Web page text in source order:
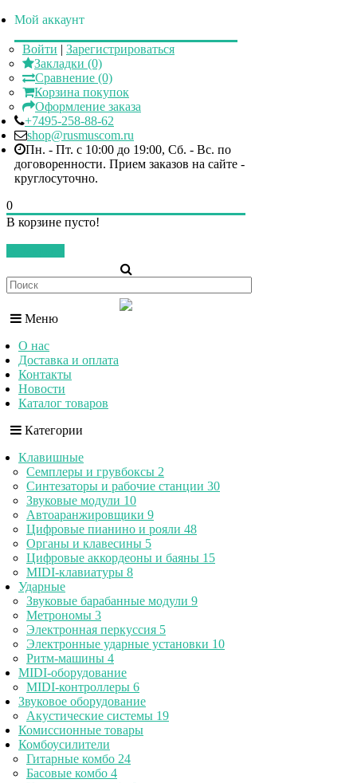
Мой аккаунт
Войти | Зарегистрироваться
Закладки (0)
Сравнение (0)
Корзина покупок
Оформление заказа
+7495-258-88-62
shop@rusmuscom.ru
Пн. - Пт. c 10:00 до 19:00, Сб. - Вс. по
договоренности. Прием заказов на сайте -
круглосуточно.
0
В корзине пусто!
Меню
О нас
Доставка и оплата
Контакты
Новости
Каталог товаров
Категории
Клавишные
Семплеры и грувбоксы 2
Синтезаторы и рабочие станции 30
Звуковые модули 10
Автоаранжировщики 9
Цифровые пианино и рояли 48
Органы и клавесины 5
Цифровые аккордеоны и баяны 15
MIDI-клавиатуры 8
Ударные
Звуковые барабанные модули 9
Метрономы 3
Электронная перкуссия 5
Электронные ударные установки 10
Ритм-машины 4
MIDI-оборудование
MIDI-контроллеры 6
Звуковое оборудование
Акустические системы 19
Комиссионные товары
Комбоусилители
Гитарные комбо 24
Басовые комбо 4